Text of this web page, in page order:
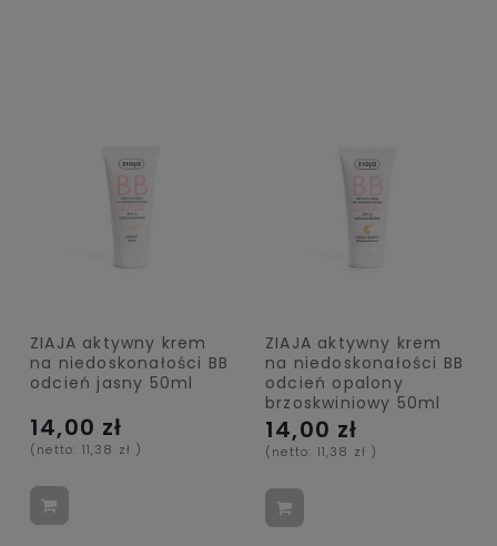
ZIAJA aktywny krem
na niedoskonałości BB
odcień jasny 50ml
14,00 zł
(netto: 11,38 zł )
ZIAJA aktywny krem
na niedoskonałości BB
odcień opalony
brzoskwiniowy 50ml
14,00 zł
(netto: 11,38 zł )